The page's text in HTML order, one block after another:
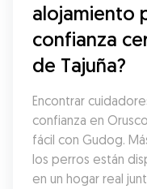
alojamiento
confianza
de Tajuña?
Encontrar
confianza en
fácil con Gudog.
los perros están
en un hogar real